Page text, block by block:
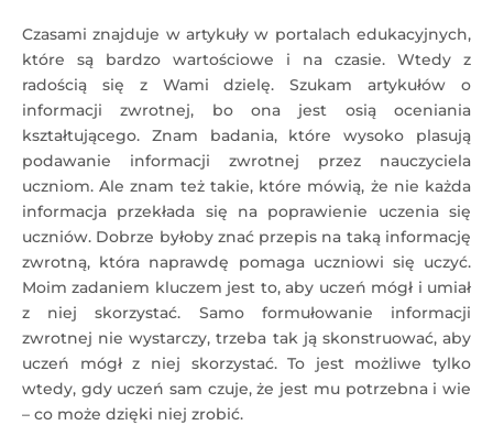
Czasami znajduje w artykuły w portalach edukacyjnych,
które są bardzo wartościowe i na czasie. Wtedy z
radością się z Wami dzielę. Szukam artykułów o
informacji zwrotnej, bo ona jest osią oceniania
kształtującego. Znam badania, które wysoko plasują
podawanie informacji zwrotnej przez nauczyciela
uczniom. Ale znam też takie, które mówią, że nie każda
informacja przekłada się na poprawienie uczenia się
uczniów. Dobrze byłoby znać przepis na taką informację
zwrotną, która naprawdę pomaga uczniowi się uczyć.
Moim zadaniem kluczem jest to, aby uczeń mógł i umiał
z niej skorzystać. Samo formułowanie informacji
zwrotnej nie wystarczy, trzeba tak ją skonstruować, aby
uczeń mógł z niej skorzystać. To jest możliwe tylko
wtedy, gdy uczeń sam czuje, że jest mu potrzebna i wie
– co może dzięki niej zrobić.